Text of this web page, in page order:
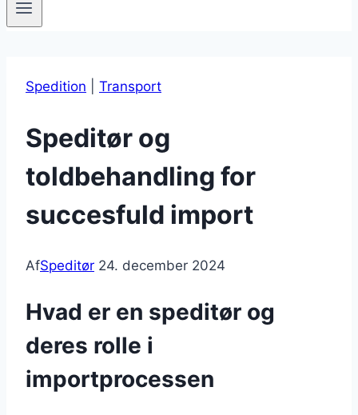
Spedition Transport
Speditør og
toldbehandling for
succesfuld import
AfSpeditør 24. december 2024
Hvad er en speditør og
deres rolle i
importprocessen